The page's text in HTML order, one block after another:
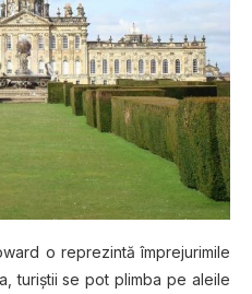
o reprezintă împrejurimile
turiştii se pot plimba pe aleile